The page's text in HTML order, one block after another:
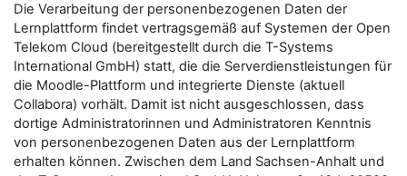
Die Verarbeitung der personenbezogenen Daten der
Lernplattform findet vertragsgemäß auf Systemen der Open
Telekom Cloud (bereitgestellt durch die T-Systems
International GmbH) statt, die die Serverdienstleistungen für
die Moodle-Plattform und integrierte Dienste (aktuell
Collabora) vorhält. Damit ist nicht ausgeschlossen, dass
dortige Administratorinnen und Administratoren Kenntnis
von personenbezogenen Daten aus der Lernplattform
erhalten können. Zwischen dem Land Sachsen-Anhalt und